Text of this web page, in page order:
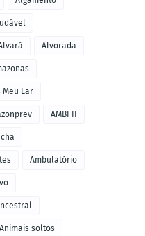
Alvorada
Meu Lar
AMBI II
Ambulatório
Animais soltos